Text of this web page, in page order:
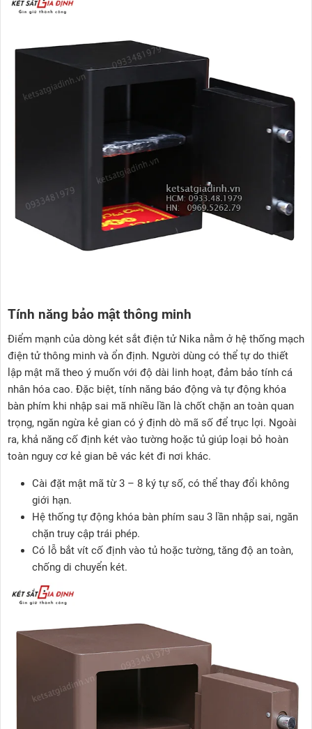
Tính năng bảo mật thông minh
Điểm mạnh của dòng két sắt điện tử Nika nằm ở hệ thống mạch
điện tử thông minh và ổn định. Người dùng có thể tự do thiết
lập mật mã theo ý muốn với độ dài linh hoạt, đảm bảo tính cá
nhân hóa cao. Đặc biệt, tính năng báo động và tự động khóa
bàn phím khi nhập sai mã nhiều lần là chốt chặn an toàn quan
trọng, ngăn ngừa kẻ gian có ý định dò mã số để trục lợi. Ngoài
ra, khả năng cố định két vào tường hoặc tủ giúp loại bỏ hoàn
toàn nguy cơ kẻ gian bê vác két đi nơi khác.
Cài đặt mật mã từ 3 – 8 ký tự số, có thể thay đổi không
giới hạn.
Hệ thống tự động khóa bàn phím sau 3 lần nhập sai, ngăn
chặn truy cập trái phép.
Có lỗ bắt vít cố định vào tủ hoặc tường, tăng độ an toàn,
chống di chuyển két.